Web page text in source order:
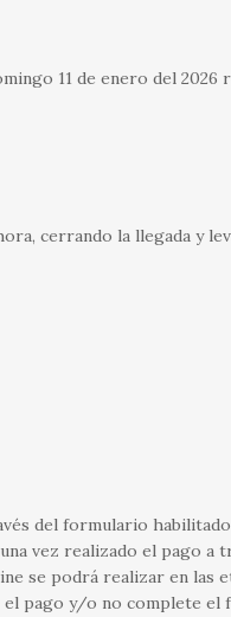
11 de enero del
cerrando la llegada y
del formulario
vez realizado el pago a
se podrá realizar en las
pago y/o no complete